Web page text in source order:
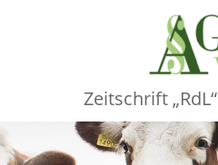
Zeitschrift „RdL“